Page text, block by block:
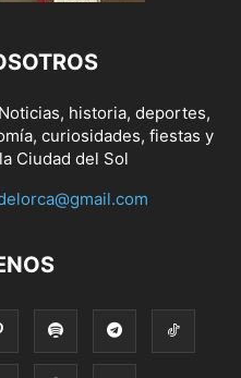
historia, deportes,
curiosidades, fiestas y
Ciudad del Sol